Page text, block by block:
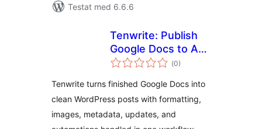
Testat med 6.6.6
Tenwrite: Publish
Google Docs to Any
Site
(Totalt
antal
0)
Tenwrite turns finished Google Docs into
clean WordPress posts with formatting,
images, metadata, updates, and